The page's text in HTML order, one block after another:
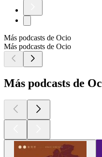
Más podcasts de Ocio
Más podcasts de Ocio
Más podcasts de